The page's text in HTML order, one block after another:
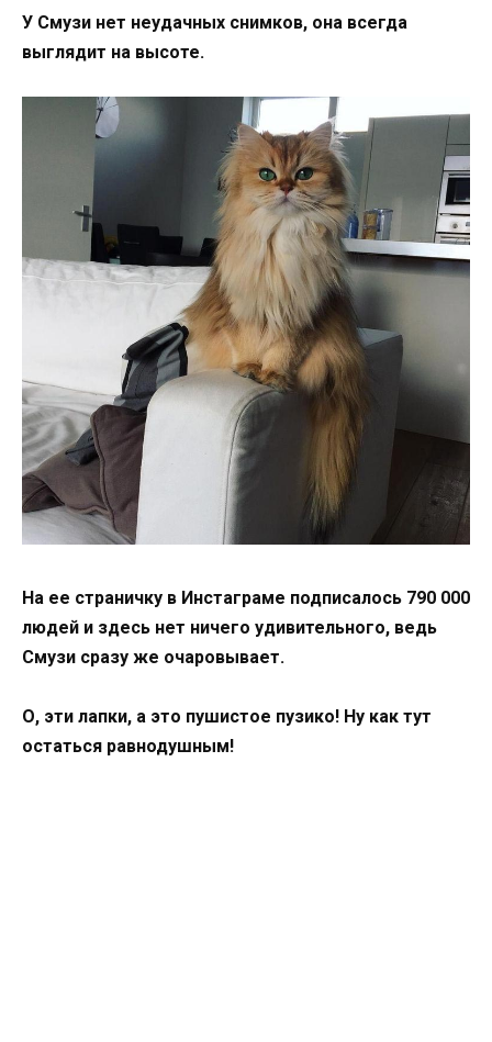
У Смузи нет неудачных снимков, она всегда
выглядит на высоте.
На ее страничку в Инстаграме подписалось 790 000
людей и здесь нет ничего удивительного, ведь
Смузи сразу же очаровывает.
О, эти лапки, а это пушистое пузико! Ну как тут
остаться равнодушным!